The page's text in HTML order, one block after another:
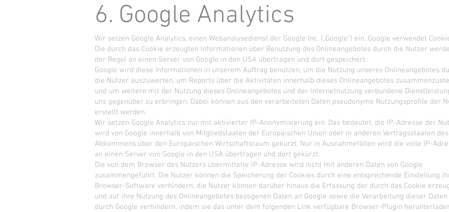
6. Google Analytics
Wir setzen Google Analytics, einen Webanalysedienst der Google Inc. („Google“) ein. Google verwendet
Die durch das Cookie erzeugten Informationen über Benutzung des Onlineangebotes durch die Nutzer
der Regel an einen Server von Google in den USA übertragen und dort gespeichert.
Google wird diese Informationen in unserem Auftrag benutzen, um die Nutzung unseres Onlineangebotes
die Nutzer auszuwerten, um Reports über die Aktivitäten innerhalb dieses Onlineangebotes
und um weitere mit der Nutzung dieses Onlineangebotes und der Internetnutzung verbundene
uns gegenüber zu erbringen. Dabei können aus den verarbeiteten Daten pseudonyme Nutzungsprofile der
erstellt werden.
Wir setzen Google Analytics nur mit aktivierter IP-Anonymisierung ein. Das bedeutet, die IP-Adresse der
wird von Google innerhalb von Mitgliedstaaten der Europäischen Union oder in anderen Vertragsstaaten des
Abkommens über den Europäischen Wirtschaftsraum gekürzt. Nur in Ausnahmefällen wird die volle IP-
an einen Server von Google in den USA übertragen und dort gekürzt.
Die von dem Browser des Nutzers übermittelte IP-Adresse wird nicht mit anderen Daten von Google
zusammengeführt. Die Nutzer können die Speicherung der Cookies durch eine entsprechende Einstellung
Browser-Software verhindern; die Nutzer können darüber hinaus die Erfassung der durch das Cookie
und auf ihre Nutzung des Onlineangebotes bezogenen Daten an Google sowie die Verarbeitung dieser Daten
durch Google verhindern, indem sie das unter dem folgenden Link verfügbare Browser-Plugin